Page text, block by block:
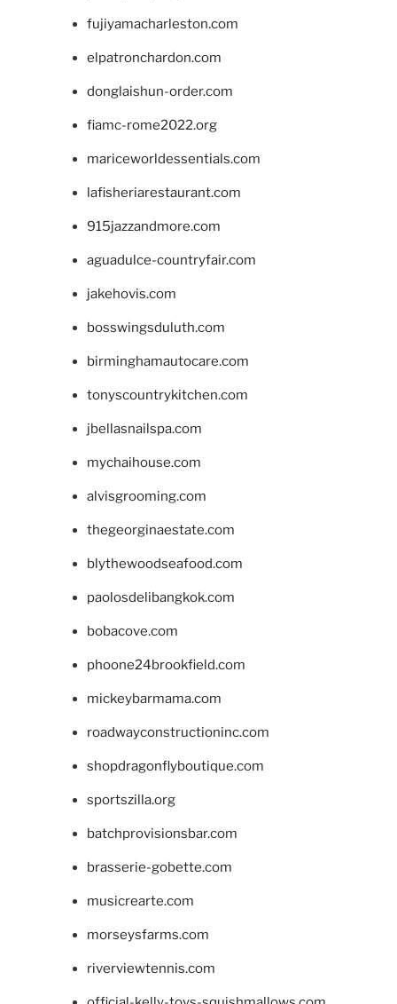
fujiyamacharleston.com
elpatronchardon.com
donglaishun-order.com
fiamc-rome2022.org
mariceworldessentials.com
lafisheriarestaurant.com
915jazzandmore.com
aguadulce-countryfair.com
jakehovis.com
bosswingsduluth.com
birminghamautocare.com
tonyscountrykitchen.com
jbellasnailspa.com
mychaihouse.com
alvisgrooming.com
thegeorginaestate.com
blythewoodseafood.com
paolosdelibangkok.com
bobacove.com
phoone24brookfield.com
mickeybarmama.com
roadwayconstructioninc.com
shopdragonflyboutique.com
sportszilla.org
batchprovisionsbar.com
brasserie-gobette.com
musicrearte.com
morseysfarms.com
riverviewtennis.com